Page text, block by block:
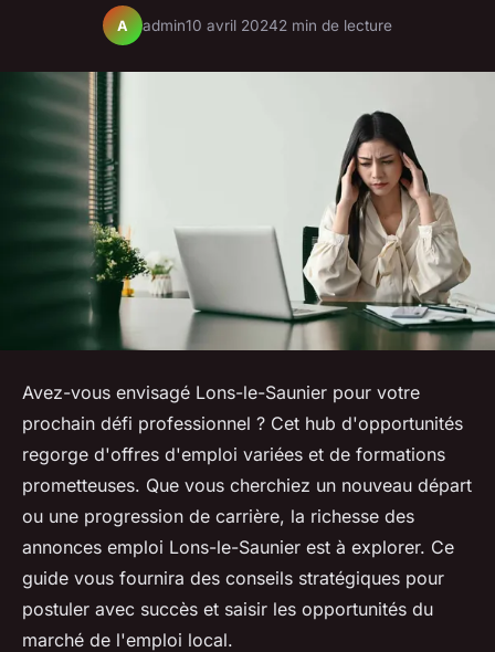
A admin10 avril 20242 min de lecture
Avez-vous envisagé Lons-le-Saunier pour votre
prochain défi professionnel ? Cet hub d'opportunités
regorge d'offres d'emploi variées et de formations
prometteuses. Que vous cherchiez un nouveau départ
ou une progression de carrière, la richesse des
annonces emploi Lons-le-Saunier est à explorer. Ce
guide vous fournira des conseils stratégiques pour
postuler avec succès et saisir les opportunités du
marché de l'emploi local.